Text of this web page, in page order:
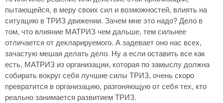
пытающейся, в меру своих сил и возможностей, влиять на
ситуацию в ТРИЗ движении. Зачем мне это надо? Дело в
том, что влияние МАТРИЗ чем дальше, тем сильнее
отличается от декларируемого. А задевает оно нас всех,
зачастую мешая делать дело. Ну а если оставить все как
есть, МАТРИЗ из организации, которая по замыслу должна
собирать вокруг себя лучшие силы ТРИЗ, очень скоро
превратится в организацию, разгоняющую от себя тех, кто
реально занимается развитием ТРИЗ.